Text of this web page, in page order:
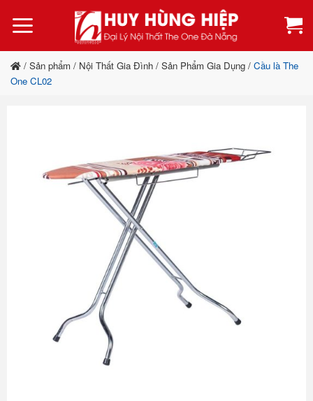
qua
dung
/ Sản phẩm / Nội Thất Gia Đình / Sản Phẩm Gia Dụng / Cầu là The
One CL02